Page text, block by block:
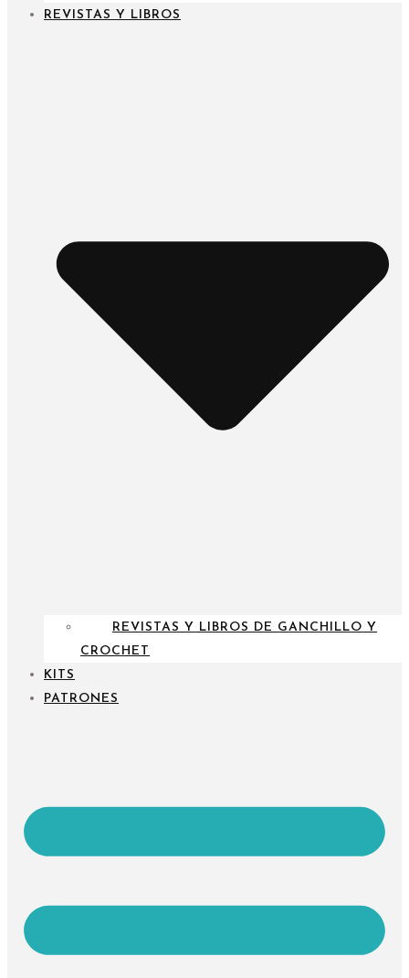
REVISTAS Y LIBROS
REVISTAS Y LIBROS DE GANCHILLO Y
CROCHET
KITS
PATRONES